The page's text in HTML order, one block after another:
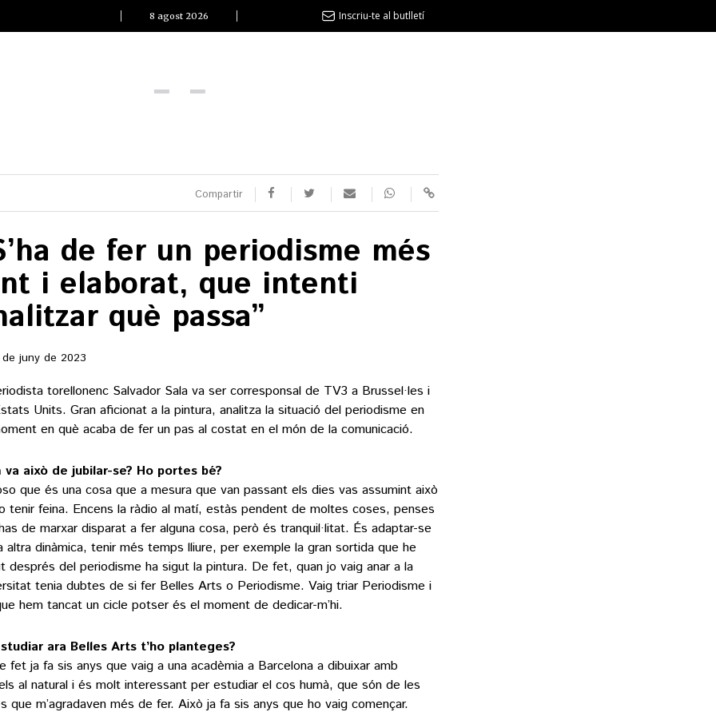
TEMÀTIQUES
totes
CULTURA
Arts escèniques
Llibres
Calaix
Veure totes
SUPLEMENTS
Fotogaleries
Blogosfera
9 TV
directe
la carta
8 agost 2026 Inscriu-te al butlletí
Compartir
de fer un periodisme més
i elaborat, que intenti
què passa”
juny de 2023
torellonenc Salvador Sala va ser corresponsal de TV3 a Brussel·les i
Units. Gran aficionat a la pintura, analitza la situació del periodisme en
en què acaba de fer un pas al costat en el món de la comunicació.
va això de jubilar-se? Ho portes bé?
que és una cosa que a mesura que van passant els dies vas assumint això
tenir feina. Encens la ràdio al matí, estàs pendent de moltes coses, penses
de marxar disparat a fer alguna cosa, però és tranquil·litat. És adaptar-se
altra dinàmica, tenir més temps lliure, per exemple la gran sortida que he
després del periodisme ha sigut la pintura. De fet, quan jo vaig anar a la
tenia dubtes de si fer Belles Arts o Periodisme. Vaig triar Periodisme i
hem tancat un cicle potser és el moment de dedicar-m’hi.
ara Belles Arts t’ho planteges?
fet ja fa sis anys que vaig a una acadèmia a Barcelona a dibuixar amb
al natural i és molt interessant per estudiar el cos humà, que són de les
que m’agradaven més de fer. Això ja fa sis anys que ho vaig començar.